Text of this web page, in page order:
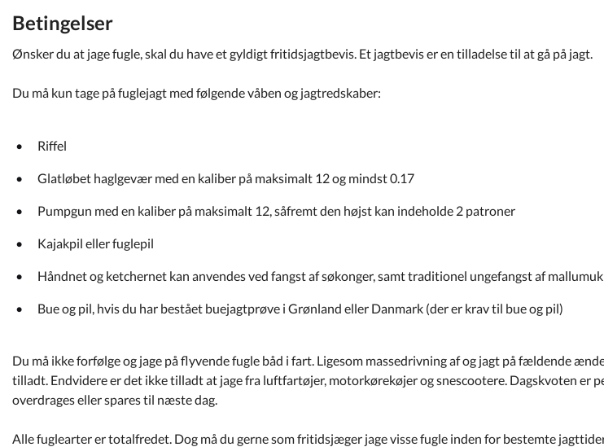
Betingelser
Ønsker du at jage fugle, skal du have et gyldigt fritidsjagtbevis. Et jagtbevis er en tilladelse til at gå på jagt.
Du må kun tage på fuglejagt med følgende våben og jagtredskaber:
Riffel
Glatløbet haglgevær med en kaliber på maksimalt 12 og mindst 0.17
Pumpgun med en kaliber på maksimalt 12, såfremt den højst kan indeholde 2 patroner
Kajakpil eller fuglepil
Håndnet og ketchernet kan anvendes ved fangst af søkonger, samt traditionel ungefangst af mallumuk
Bue og pil, hvis du har bestået buejagtprøve i Grønland eller Danmark (der er krav til bue og pil)
Du må ikke forfølge og jage på flyvende fugle båd i fart. Ligesom massedrivning af og jagt på fældende
tilladt. Endvidere er det ikke tilladt at jage fra luftfartøjer, motorkørekøjer og snescootere. Dagskvoten er
overdrages eller spares til næste dag.
Alle fuglearter er totalfredet. Dog må du gerne som fritidsjæger jage visse fugle inden for bestemte